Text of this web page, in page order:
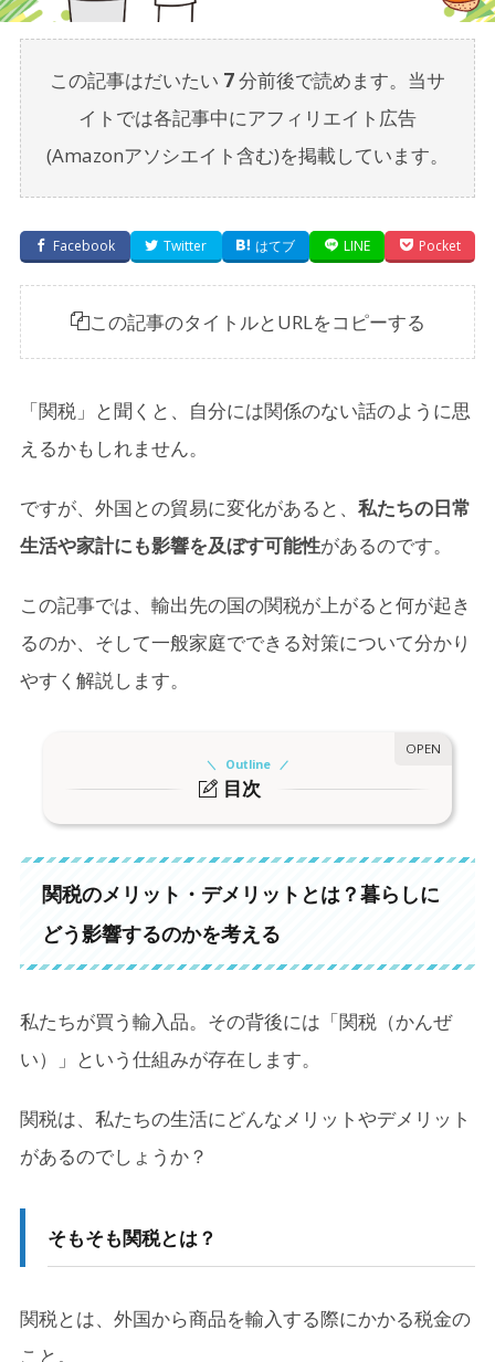
この記事はだいたい 7分前後で読めます。当サ
イトでは各記事中にアフィリエイト広告
(Amazonアソシエイト含む)を掲載しています。
Facebook Twitter はてブ LINE Pocket
この記事のタイトルとURLをコピーする
「関税」と聞くと、自分には関係のない話のように思
えるかもしれません。
ですが、外国との貿易に変化があると、 私たちの日常
生活や家計にも影響を及ぼす可能性があるのです。
この記事では、輸出先の国の関税が上がると何が起き
るのか、そして一般家庭でできる対策について分かり
やすく解説します。
目次
Outline
1-1. そもそも関税とは？
1-2. 関税のメリット
1-4. 消費者にとってはどっちが得？
1-5. 関税は「守る力」と「コスト」の両面を持つ
2. 輸出先の関税が上がると何が起きるの？
2-1. 輸出企業の収益が減少する
3. 近年の経済・動向から見る関税の大まかなトレン
関税のメリット・デメリットとは？暮らしに
どう影響するのかを考える
私たちが買う輸入品。その背後には「関税（かんぜ
い）」という仕組みが存在します。
関税は、私たちの生活にどんなメリットやデメリット
があるのでしょうか？
そもそも関税とは？
関税とは、外国から商品を輸入する際にかかる税金の
こと。